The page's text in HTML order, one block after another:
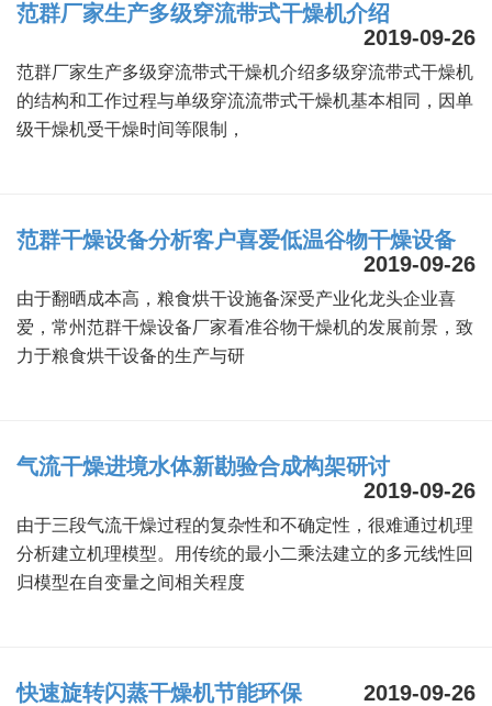
范群厂家生产多级穿流带式干燥机介绍
2019-09-26
范群厂家生产多级穿流带式干燥机介绍多级穿流带式干燥机
的结构和工作过程与单级穿流流带式干燥机基本相同，因单
级干燥机受干燥时间等限制，
范群干燥设备分析客户喜爱低温谷物干燥设备
2019-09-26
由于翻晒成本高，粮食烘干设施备深受产业化龙头企业喜
爱，常州范群干燥设备厂家看准谷物干燥机的发展前景，致
力于粮食烘干设备的生产与研
气流干燥进境水体新勘验合成构架研讨
2019-09-26
由于三段气流干燥过程的复杂性和不确定性，很难通过机理
分析建立机理模型。用传统的最小二乘法建立的多元线性回
归模型在自变量之间相关程度
快速旋转闪蒸干燥机节能环保 2019-09-26